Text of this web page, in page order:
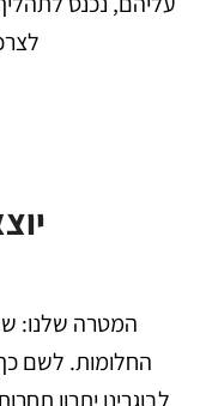
המטרה שלנו:
החלומות. לשם כך
לבוגרינו יתרון